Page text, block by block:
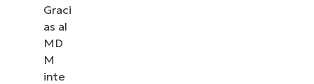
Graci
as al
MD
M
inte